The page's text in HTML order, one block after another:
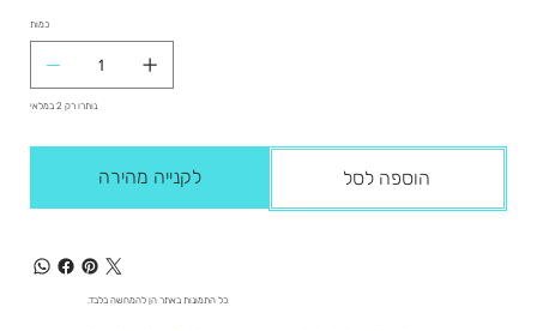
כמות
נותרו רק 2 במלאי
הוספה לסל לקנייה מהירה
כל התמונות באתר הן להמחשה בלבד.